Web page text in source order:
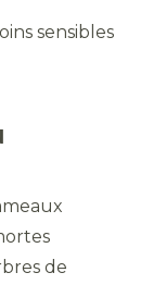
sensibles
de